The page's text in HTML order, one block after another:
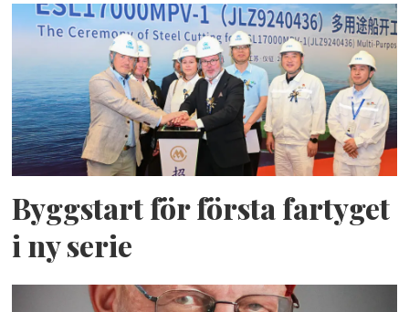
Byggstart för första fartyget
i ny serie